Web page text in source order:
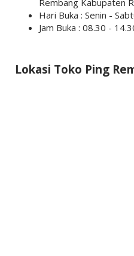
Rembang Kabupaten
Hari Buka : Senin -
Jam Buka : 08.30 -
Lokasi Toko Ping